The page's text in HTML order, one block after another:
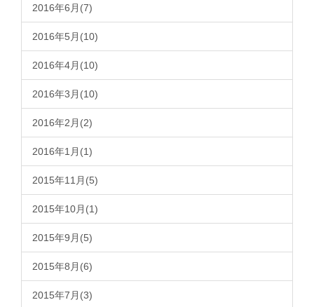
2016年6月(7)
2016年5月(10)
2016年4月(10)
2016年3月(10)
2016年2月(2)
2016年1月(1)
2015年11月(5)
2015年10月(1)
2015年9月(5)
2015年8月(6)
2015年7月(3)